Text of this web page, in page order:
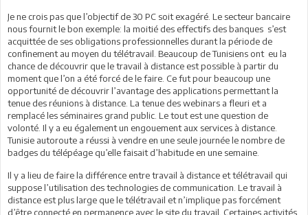
Je ne crois pas que l’objectif de 30 PC soit exagéré. Le secteur bancaire
nous fournit le bon exemple: la moitié des effectifs des banques s’est
acquittée de ses obligations professionnelles durant la période de
confinement au moyen du télétravail. Beaucoup de Tunisiens ont eu la
chance de découvrir que le travail à distance est possible à partir du
moment que l’on a été forcé de le faire. Ce fut pour beaucoup une
opportunité de découvrir l’avantage des applications permettant la
tenue des réunions à distance. La tenue des webinars a fleuri et a
remplacé les séminaires grand public. Le tout est une question de
volonté. Il y a eu également un engouement aux services à distance.
Tunisie autoroute a réussi à vendre en une seule journée le nombre de
badges du télépéage qu’elle faisait d’habitude en une semaine.
Il y a lieu de faire la différence entre travail à distance et télétravail qui
suppose l’utilisation des technologies de communication. Le travail à
distance est plus large que le télétravail et n’implique pas forcément
d’être connecté en permanence avec le site du travail. Certaines activités